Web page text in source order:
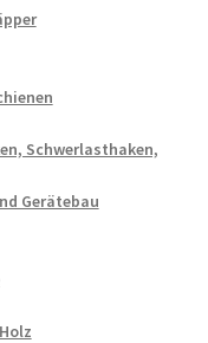
Schwerlasthaken,
Gerätebau